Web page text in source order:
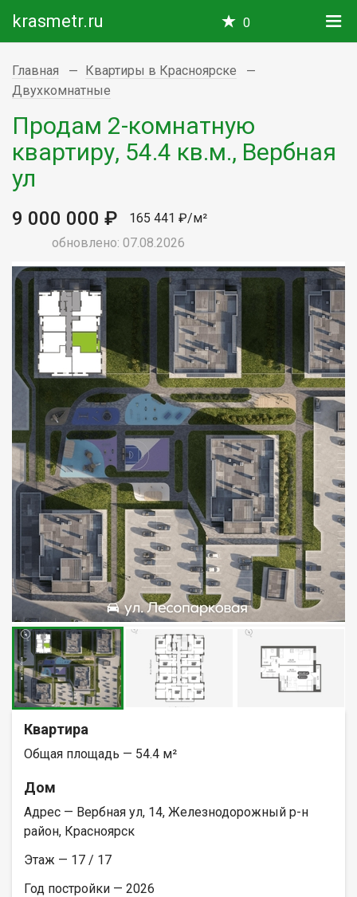
krasmetr.ru 0
Главная
Квартиры в Красноярске
Двухкомнатные
Продам 2-комнатную
квартиру, 54.4 кв.м., Вербная
ул
9 000 000 ₽
165 441 ₽/м²
обновлено: 07.08.2026
Квартира
Общая площадь — 54.4 м²
Дом
Адрес — Вербная ул, 14, Железнодорожный р-н
район, Красноярск
Этаж — 17 / 17
Год постройки — 2026